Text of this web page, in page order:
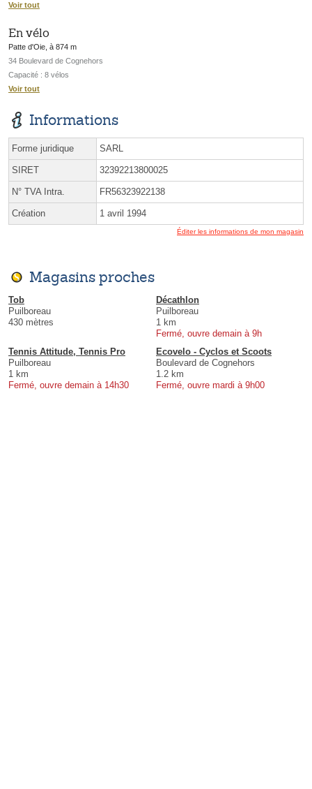
Voir tout
En vélo
Patte d'Oie, à 874 m
34 Boulevard de Cognehors
Capacité : 8 vélos
Voir tout
Informations
Forme juridique SARL
SIRET 32392213800025
N° TVA Intra. FR56323922138
Création 1 avril 1994
Éditer les informations de mon magasin
Magasins proches
Tob
Puilboreau
430 mètres
Décathlon
Puilboreau
1 km
Fermé, ouvre demain à 9h
Tennis Attitude, Tennis Pro
Puilboreau
1 km
Fermé, ouvre demain à 14h30
Ecovelo - Cyclos et Scoots
Boulevard de Cognehors
1.2 km
Fermé, ouvre mardi à 9h00